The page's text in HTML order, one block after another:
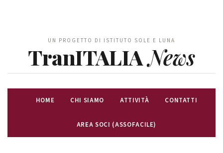
UN PROGETTO DI ISTITUTO SOLE E LUNA
TranITALIANews
HOME CHI SIAMO ATTIVITÀ CONTATTI
AREA SOCI (ASSOFACILE)